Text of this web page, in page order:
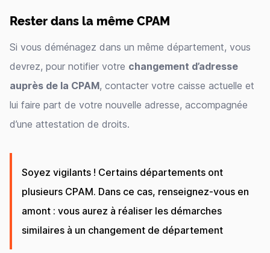
Rester dans la même CPAM
Si vous déménagez dans un même département, vous
devrez, pour notifier votre changement d’adresse
auprès de la CPAM, contacter votre caisse actuelle et
lui faire part de votre nouvelle adresse, accompagnée
d’une attestation de droits.
Soyez vigilants ! Certains départements ont
plusieurs CPAM. Dans ce cas, renseignez-vous en
amont : vous aurez à réaliser les démarches
similaires à un changement de département